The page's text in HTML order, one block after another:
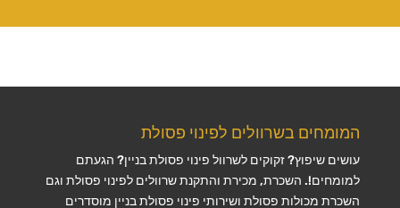
המומחים בשרוולים לפינוי פסולת
עושים שיפוץ? זקוקים לשרוול פינוי פסולת בניין? הגעתם
למומחים!. השכרת, מכירת והתקנת שרוולים לפינוי פסולת וגם
השכרת מכולות פסולת ושירותי פינוי פסולת בניין מוסדרים